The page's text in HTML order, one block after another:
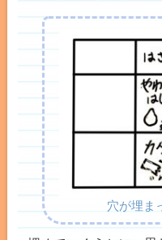
穴が埋ま